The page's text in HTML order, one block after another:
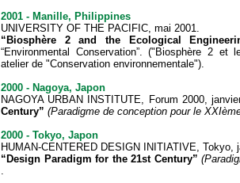
2001 - Manille, Philippines
UNIVERSITY OF THE PACIFIC, mai 2001.
“Biosphère 2 and the Ecological
“Environmental Conservation”. ("Biosphère 2 et
atelier de "Conservation environnementale").
2000 - Nagoya, Japon
NAGOYA URBAN INSTITUTE, Forum 2000,
Century” (Paradigme de conception pour le
2000 - Tokyo, Japon
HUMAN-CENTERED DESIGN INITIATIVE, Tokyo,
“Design Paradigm for the 21st Century”
.